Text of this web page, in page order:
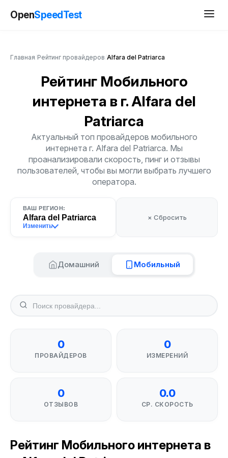
OpenSpeedTest
Главная Рейтинг провайдеров Alfara del Patriarca
Рейтинг Мобильного
интернета в г. Alfara del
Patriarca
Актуальный топ провайдеров мобильного
интернета г. Alfara del Patriarca. Мы
проанализировали скорость, пинг и отзывы
пользователей, чтобы вы могли выбрать лучшего
оператора.
ВАШ РЕГИОН:
Alfara del Patriarca
Изменить
× Сбросить
Домашний Мобильный
0
ПРОВАЙДЕРОВ
0
ИЗМЕРЕНИЙ
0
ОТЗЫВОВ
0.0
СР. СКОРОСТЬ
Рейтинг Мобильного интернета в